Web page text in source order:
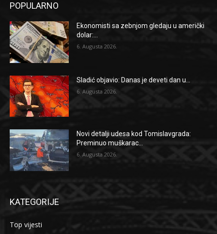
POPULARNO
Ekonomisti sa zebnjom gledaju u američki
dolar:...
6. Augusta 2026.
Sladić objavio: Danas je deveti dan u...
6. Augusta 2026.
Novi detalji udesa kod Tomislavgrada:
Preminuo muškarac...
6. Augusta 2026.
KATEGORIJE
Top vijesti